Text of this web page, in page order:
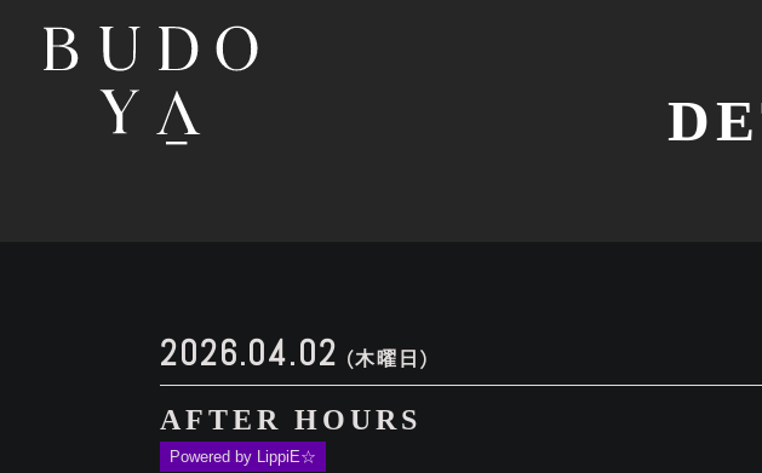
2026.04.02 (木曜日)
AFTER HOURS
Powered by LippiE☆